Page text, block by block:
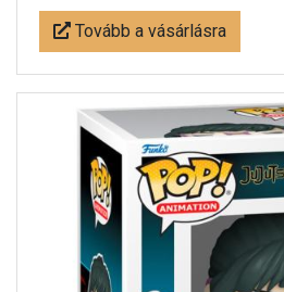
Tovább a vásárlásra